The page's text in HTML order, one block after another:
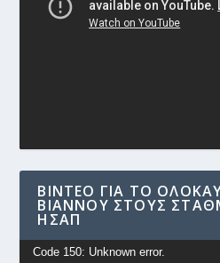
Βίντεο
ΒΊΝΤΕΟ ΓΙΑ ΤΟ
ΒΙΆΝΝΟΥ ΣΤΟΥΣ
ΗΣΑΠ
Πρόγραμμα
Code 150: Unknown error.